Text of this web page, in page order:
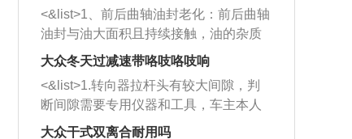
西取出来。但如果是因为积碳过多引起
的堵塞，就需要将三元催化器泡在草酸
洗剂对堵塞的情况得到解决，将清洗剂
放在燃油箱中，与燃油混合后，车辆启
动时，就可以和汽油一起进入到燃烧
室，最后形成废气排出，就可以让三元
一圈半的练习，往右同样也要打相同的
圈数。 <&list>3、最后强调要反复练
习，这样就可以形成肌肉记忆，在真实
驾驶车辆时，不需要记忆也能打好方
向。
<&list>1、前后曲轴油封老化：前后曲轴
油封与油大面积且持续接触，油的杂质
和发动机内持续温度变化使其密封效果
逐渐减弱，导致渗油或漏油。<&list>2、
活塞间隙过大：积碳会使活塞环与缸体
的间隙扩大，导致机油流入燃烧室中，
造成烧机油。<&list>3、机油粘度。使用
大众冬天过减速带咯吱咯吱响
<&list>1.转向器拉杆头有较大间隙，判
断间隙需要专用仪器和工具，车主本人
无法制作，需要将车辆送到修理厂或4s
大众干式双离合耐用吗